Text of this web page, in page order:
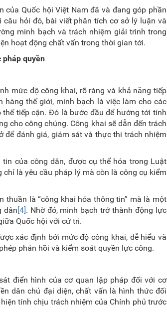
Quốc hội Việt Nam đã và đang góp phần
hỏi đó, bài viết phân tích cơ sở lý luận và
minh bạch và trách nhiệm giải trình trong
hoạt động chất vấn trong thời gian tới.
pháp quyền
mức độ công khai, rõ ràng và khả năng tiếp
hàng thế giới, minh bạch là việc làm cho các
tiếp cận. Đó là bước đầu để hướng tới tính
cho công chúng. Công khai sẽ dẫn đến trách
để đánh giá, giám sát và thực thi trách nhiệm
của công dân, được cụ thể hóa trong Luật
là yêu cầu pháp lý mà còn là công cụ kiểm
thuần là “công khai hóa thông tin” mà là một
dân[4]. Nhờ đó, minh bạch trở thành động lực
Quốc hội với cử tri.
xác định bởi mức độ công khai, dễ hiểu và
phản hồi và kiểm soát quyền lực công.
điển hình của cơ quan lập pháp đối với cơ
dân chủ đại diện, chất vấn là hình thức đối
tính chịu trách nhiệm của Chính phủ trước